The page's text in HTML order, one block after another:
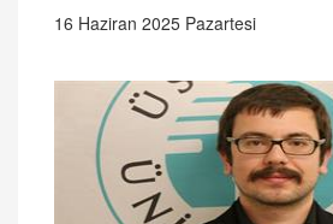
16 Haziran 2025 Pazartesi